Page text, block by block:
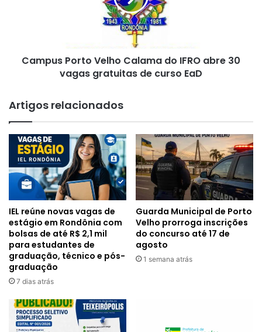
gratuitas
Campus Porto Velho Calama do IFRO abre 30
vagas gratuitas de curso EaD
Artigos relacionados
IEL reúne novas vagas de
estágio em Rondônia com
bolsas de até R$ 2,1 mil
para estudantes de
graduação, técnico e pós-
graduação
7 dias atrás
Guarda Municipal de Porto
Velho prorroga inscrições
do concurso até 17 de
agosto
1 semana atrás